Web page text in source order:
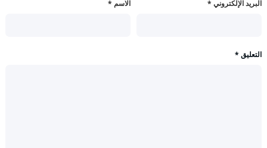
الاسم * البريد الإلكتروني *
التعليق *